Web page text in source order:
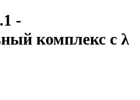
-
комплекс с λ